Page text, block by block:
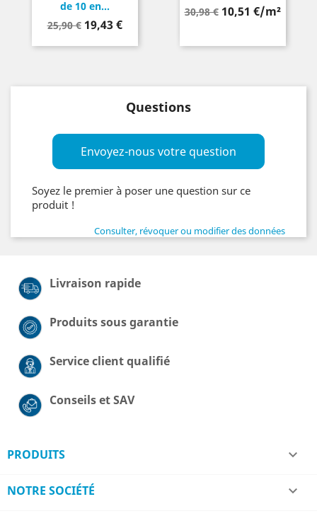
de 10 en...
Prix
base
25,90 € Prix
19,43 €
Prix
30,98 € 10,51 €/m²
Questions
Envoyez-nous votre question
Soyez le premier à poser une question sur ce
produit !
Consulter, révoquer ou modifier des données
Livraison rapide
Produits sous garantie
Service client qualifié
Conseils et SAV
PRODUITS 
NOTRE SOCIÉTÉ 